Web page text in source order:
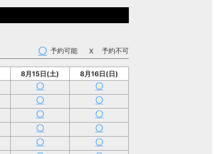
予約可能 予約不可
8月15日(土)
8月16日(日)